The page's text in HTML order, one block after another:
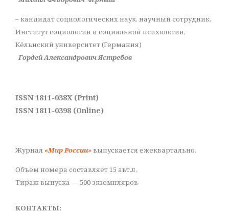
– кандидат социологических наук, научный сотрудник,
Институт социологии и социальной психологии,
Кёльнский университет (Германия)
Гордей Александрович Ястребов
ISSN 1811-038X (Print)
ISSN 1811-0398 (Online)
Журнал «Мир России»выпускается ежеквартально.
Объем номера составляет 15 авт.л.
Тираж выпуска — 500 экземпляров
КОНТАКТЫ: